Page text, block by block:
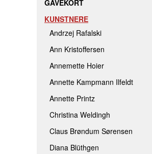
GAVEKORT
KUNSTNERE
Andrzej Rafalski
Ann Kristoffersen
Annemette Hoier
Annette Kampmann Ilfeldt
Annette Printz
Christina Weldingh
Claus Brøndum Sørensen
Diana Blüthgen